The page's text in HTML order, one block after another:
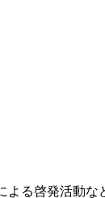
る啓発活動